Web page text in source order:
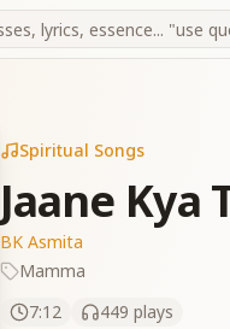
Spiritual Songs
Jaane Kya
BK Asmita
Mamma
7:12
449 plays